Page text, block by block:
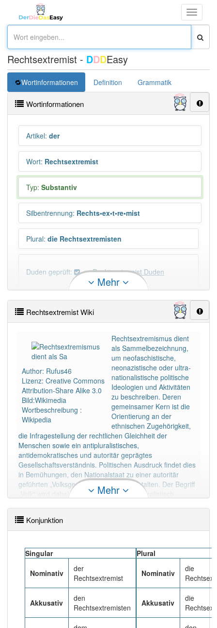
Toggle
Rechtsextremist - DDDEasy
Wortinformationen Definition Grammatik
Wortinformationen
Artikel: der
Wort: Rechtsextremist
Typ: Substantiv
Silbentrennung: Rechts•ex•t•re•mist
Plural: die Rechtsextremisten
Duden geprüft: Rechtsextremist Duden
N-Deklination:N-Deklination: -en Rechtsextremist
(N) und Rechtsextremisten (D)
PowerIndex:33
Häufigkeit: 4 von 10
Wörter mit Endung -rechtsextremist: 1
Wörter mit Endung-rechtsextremistaber mit einem
anderen Artikelder: 0
Das Wort wird häufig verwendet im Bereich Politik
84% unserer Spielapp-Nutzer haben den Artikel
korrekt erraten.
Mehr
Rechtsextremist Wiki
Author: Rufus46
Lizenz: Creative Commons
Attribution-Share Alike 3.0
Bild:Wikimedia
Wortbeschreibung :
Wikipedia
Rechtsextremismus dient
als Sammelbezeichnung,
um neofaschistische,
neonazistische oder ultra-
nationalistische politische
Ideologien und Aktivitäten
zu beschreiben. Deren
gemeinsamer Kern ist die
Orientierung an der
ethnischen Zugehörigkeit,
die Infragestellung der rechtlichen Gleichheit der
Menschen sowie ein antipluralistisches,
antidemokratisches und autoritär geprägtes
Gesellschaftsverständnis. Politischen Ausdruck findet dies
in Bemühungen, den Nationalstaat zu einer autoritär
geführten „Volksgemeinschaft“ umzugestalten. Der Begriff
„Volk“ wird dabei rassistisch oder ethnopluralistisch
gedeutet. Mehr lesen
Mehr
Konjunktion
Singular
Nominativ
der
Rechtsextremist
Akkusativ
den
Rechtsextremisten
Plural
Nominativ
die
Akkusativ
die